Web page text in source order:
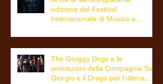
edizione del Festival
Internazionale di Musica e
The Groggy Dogs e le
animazioni della Compagnia San
Giorgio e il Drago per l’ultima